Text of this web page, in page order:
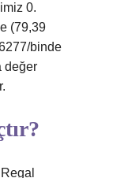
0.
(79,39
binde
değer